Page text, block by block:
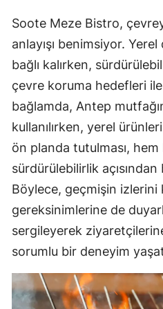
Soote Meze Bistro,
anlayışı benimsiyor. Yerel
bağlı kalırken,
çevre koruma hedefleri
bağlamda, Antep
kullanılırken, yerel
ön planda tutulması,
sürdürülebilirlik
Böylece, geçmişin
gereksinimlerine de
sergileyerek
sorumlu bir deneyim